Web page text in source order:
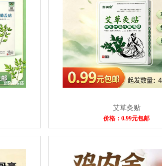
艾草灸贴
价格：0.99元包邮